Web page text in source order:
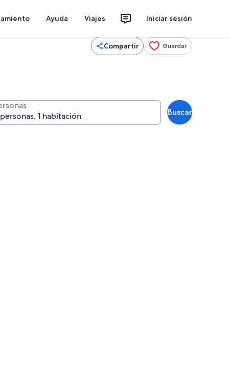
Ayuda Viajes Iniciar sesión
Compartir Guardar
Buscar